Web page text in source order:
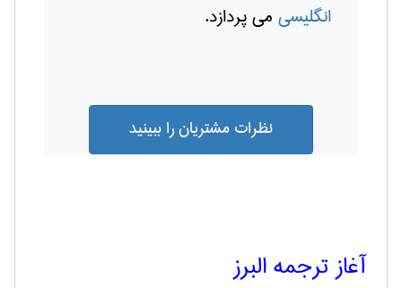
انگلیسی می پردازد.
نظرات مشتریان را ببینید
آغاز ترجمه البرز